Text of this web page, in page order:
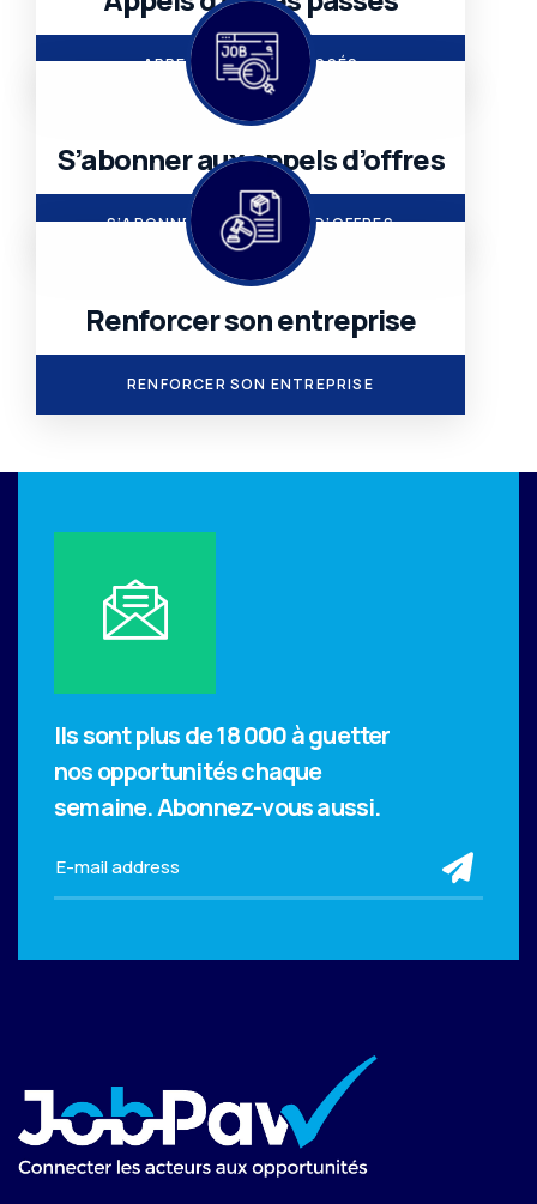
.
APPELS D’OFFRES PASSÉS
S’abonner aux appels d’offres
.
S’ABONNER AUX APPELS D’OFFRES
Renforcer son entreprise
.
RENFORCER SON ENTREPRISE
Ils sont plus de 18 000 à guetter
nos opportunités chaque
semaine.Abonnez-vous aussi.